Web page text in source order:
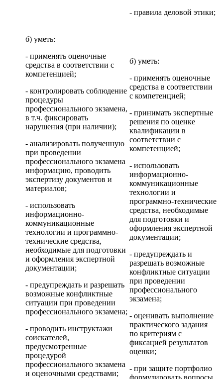
- правила деловой этики;
б) уметь:
- применять оценочные
средства в соответствии с
компетенцией;
- контролировать соблюдение
процедуры
профессионального экзамена,
в т.ч. фиксировать
нарушения (при наличии);
- анализировать полученную
при проведении
профессионального экзамена
информацию, проводить
экспертизу документов и
материалов;
- использовать
информационно-
коммуникационные
технологии и программно-
технические средства,
необходимые для подготовки
и оформления экспертной
документации;
- предупреждать и разрешать
возможные конфликтные
ситуации при проведении
профессионального экзамена;
- проводить инструктажи
соискателей,
предусмотренные
процедурой
профессионального экзамена
и оценочными средствами;
б) уметь:
- применять оценочные
средства в соответствии
с компетенцией;
- принимать экспертные
решения по оценке
квалификации в
соответствии с
компетенцией;
- использовать
информационно-
коммуникационные
технологии и
программно-технические
средства, необходимые
для подготовки и
оформления экспертной
документации;
- предупреждать и
разрешать возможные
конфликтные ситуации
при проведении
профессионального
экзамена;
- оценивать выполнение
практического задания
по критериям с
фиксацией результатов
оценки;
- при защите портфолио
формулировать вопросы